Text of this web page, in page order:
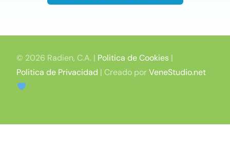
© 2026 Radien, C.A. | Politica de Cookies |
Politica de Privacidad | Creado porVeneStudio.net
WhatsApp Chat